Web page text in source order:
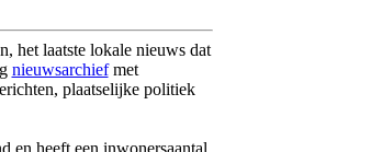
het laatste lokale nieuws dat
nieuwsarchiefmet
plaatselijke politiek
en heeft een inwonersaantal